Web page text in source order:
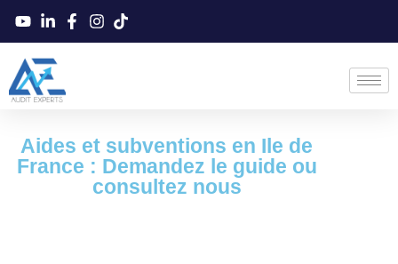
Aides et subventions en Ile de
France : Demandez le guide ou
consultez nous